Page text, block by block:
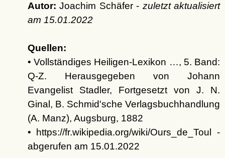
Autor: Joachim Schäfer - zuletzt aktualisiert
am 15.01.2022
Quellen:
• Vollständiges Heiligen-Lexikon …, 5. Band:
Q-Z. Herausgegeben von Johann
Evangelist Stadler, Fortgesetzt von J. N.
Ginal, B. Schmid'sche Verlagsbuchhandlung
(A. Manz), Augsburg, 1882
• https://fr.wikipedia.org/wiki/Ours_de_Toul -
abgerufen am 15.01.2022